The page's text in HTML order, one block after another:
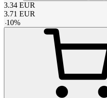
3.34 EUR
3.71 EUR
-10%